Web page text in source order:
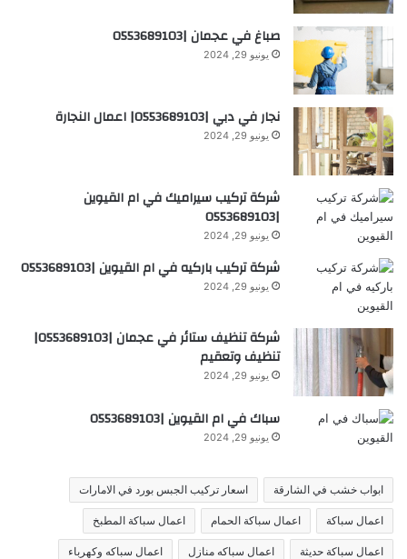
صباغ في عجمان |0553689103
يونيو 29, 2024
نجار في دبي |0553689103| اعمال النجارة
يونيو 29, 2024
شركة تركيب سيراميك في ام القيوين
|0553689103
يونيو 29, 2024
شركة تركيب باركيه في ام القيوين |0553689103
يونيو 29, 2024
شركة تنظيف ستائر في عجمان |0553689103|
تنظيف وتعقيم
يونيو 29, 2024
سباك في ام القيوين |0553689103
يونيو 29, 2024
ابواب خشب في الشارقة اسعار تركيب الجبس بورد في الامارات
اعمال سباكة اعمال سباكة الحمام اعمال سباكة المطبخ
اعمال سباكة حديثة اعمال سباكه منازل اعمال سباكه وكهرباء